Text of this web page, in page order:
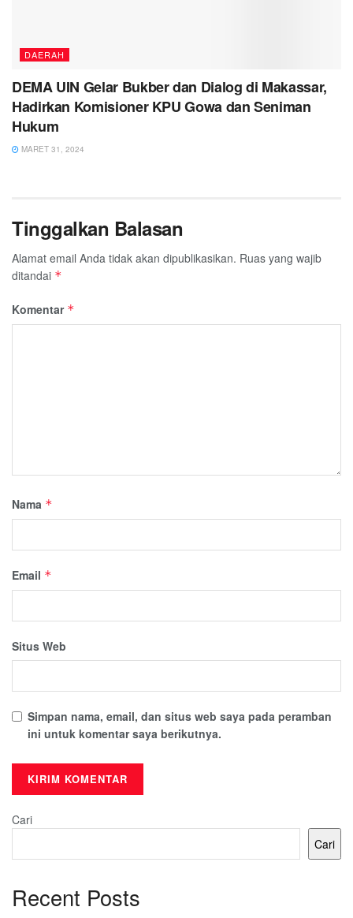
DAERAH
DEMA UIN Gelar Bukber dan Dialog di Makassar,
Hadirkan Komisioner KPU Gowa dan Seniman
Hukum
MARET 31, 2024
Tinggalkan Balasan
Alamat email Anda tidak akan dipublikasikan. Ruas yang wajib
ditandai *
Komentar *
Nama *
Email *
Situs Web
Simpan nama, email, dan situs web saya pada peramban
ini untuk komentar saya berikutnya.
Cari
Cari
Recent Posts